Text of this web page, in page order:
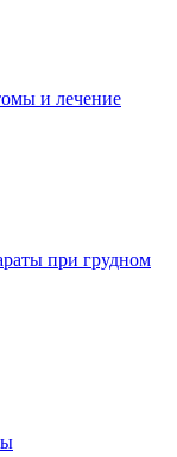
и лечение
при грудном